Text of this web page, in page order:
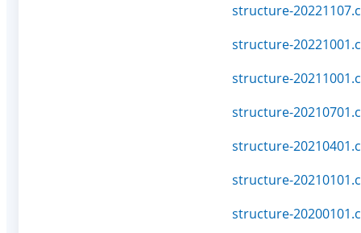
structure-
structure-
structure-
structure-
structure-
structure-
structure-